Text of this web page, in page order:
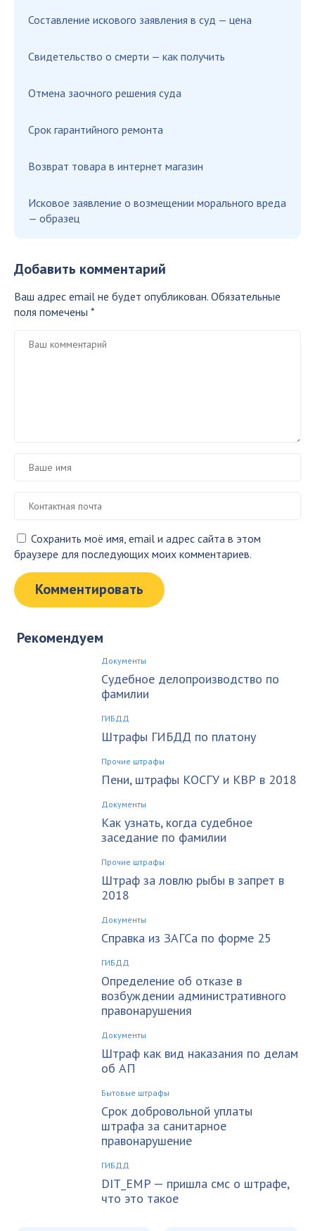
Составление искового заявления в суд — цена
Свидетельство о смерти — как получить
Отмена заочного решения суда
Срок гарантийного ремонта
Возврат товара в интернет магазин
Исковое заявление о возмещении морального вреда
— образец
Добавить комментарий
Ваш адрес email не будет опубликован. Обязательные
поля помечены *
Сохранить моё имя, email и адрес сайта в этом
браузере для последующих моих комментариев.
Рекомендуем
Документы
Судебное делопроизводство по
фамилии
ГИБДД
Штрафы ГИБДД по платону
Прочие штрафы
Пени, штрафы КОСГУ и КВР в 2018
Документы
Как узнать, когда судебное
заседание по фамилии
Прочие штрафы
Штраф за ловлю рыбы в запрет в
2018
Документы
Справка из ЗАГСа по форме 25
ГИБДД
Определение об отказе в
возбуждении административного
правонарушения
Документы
Штраф как вид наказания по делам
об АП
Бытовые штрафы
Срок добровольной уплаты
штрафа за санитарное
правонарушение
ГИБДД
DIT_EMP — пришла смс о штрафе,
что это такое